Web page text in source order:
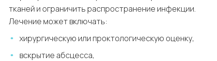
тканей и ограничить распространение инфекции.
Лечение может включать:
хирургическую или проктологическую оценку,
вскрытие абсцесса,